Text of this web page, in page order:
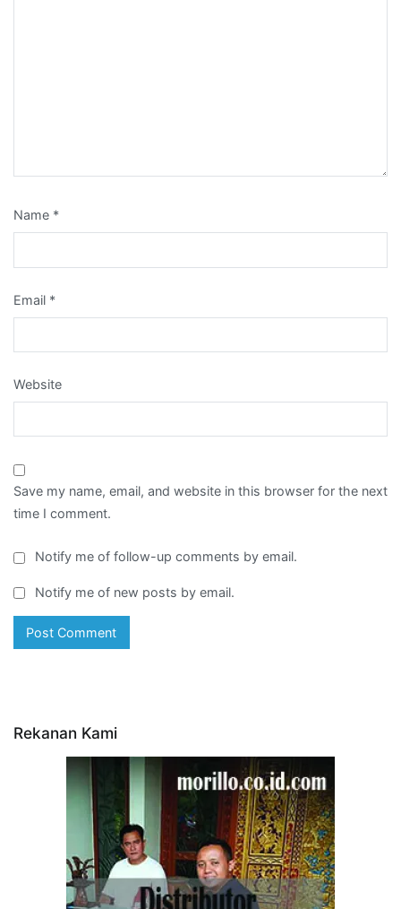
Name *
Email *
Website
Save my name, email, and website in this browser for the next
time I comment.
Notify me of follow-up comments by email.
Notify me of new posts by email.
Rekanan Kami